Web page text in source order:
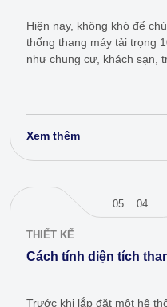
Hiện nay, không khó để
thống thang máy tải trọng
như chung cư, khách sạn,
Xem thêm
05 04
THIẾT KẾ
Cách tính diện tích
Trước khi lắp đặt một hệ